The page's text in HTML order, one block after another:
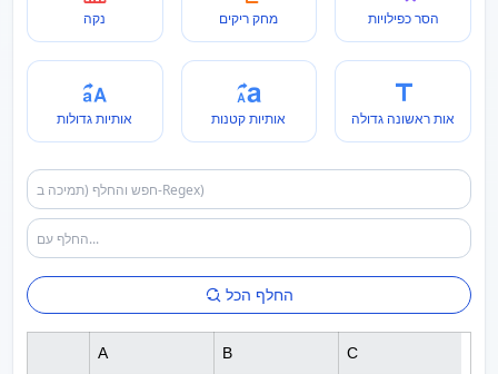
נקה מחק ריקים הסר כפילויות
אותיות גדולות אותיות קטנות אות ראשונה גדולה
החלף הכל
A B C